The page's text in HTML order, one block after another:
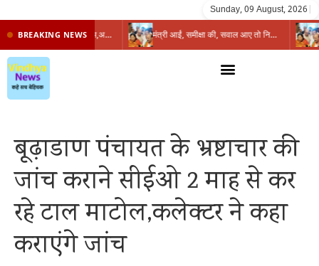
Sunday, 09 August, 2026
BREAKING NEWS प्रभारी मंत्री के निशाने पर नगर निगम,अफसरों को 10 दिन का अल्टीमेटम,नहीं होगी कार्रवाई, महापौर-आयुक्त के बीच सौहार्दहीनता पर मंत्री ने उठाए सवाल मंत्री आईं, समीक्षा की, सवाल आए तो निकल गईं – खाली जयंत चौंकीं पर नहीं दिया जवाब
बूढ़ाडाण पंचायत के भ्रष्टाचार की
जांच कराने सीईओ 2 माह से कर
रहे टाल माटोल,कलेक्टर ने कहा
कराएंगे जांच